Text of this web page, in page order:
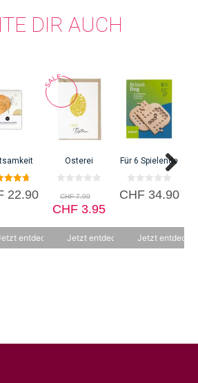
DIR AUCH
4.75
5
22.90
entdecken
Osterei
v
o
n
CHF7.90
Ursprünglicher
Preis
CHF 7.90
CHF3.95Aktueller
ist:
CHF 3.95.
Jetzt entdecken
Für 6 Spielende
0
v
CHF34.90
Jetzt